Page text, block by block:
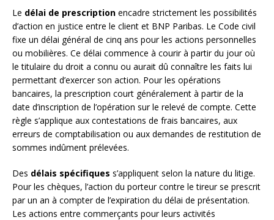
Le délai de prescription encadre strictement les possibilités
d’action en justice entre le client et BNP Paribas. Le Code civil
fixe un délai général de cinq ans pour les actions personnelles
ou mobilières. Ce délai commence à courir à partir du jour où
le titulaire du droit a connu ou aurait dû connaître les faits lui
permettant d’exercer son action. Pour les opérations
bancaires, la prescription court généralement à partir de la
date d’inscription de l’opération sur le relevé de compte. Cette
règle s’applique aux contestations de frais bancaires, aux
erreurs de comptabilisation ou aux demandes de restitution de
sommes indûment prélevées.
Des délais spécifiques s’appliquent selon la nature du litige.
Pour les chèques, l’action du porteur contre le tireur se prescrit
par un an à compter de l’expiration du délai de présentation.
Les actions entre commerçants pour leurs activités